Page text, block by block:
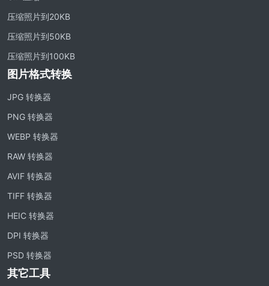
压缩照片到20KB
压缩照片到50KB
压缩照片到100KB
图片格式转换
JPG 转换器
PNG 转换器
WEBP 转换器
RAW 转换器
AVIF 转换器
TIFF 转换器
HEIC 转换器
DPI 转换器
PSD 转换器
其它工具